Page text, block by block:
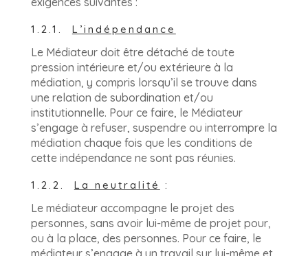
1.2.1. L’indépendance
Le Médiateur doit être détaché de toute
pression intérieure et/ou extérieure à la
médiation, y compris lorsqu’il se trouve dans
une relation de subordination et/ou
institutionnelle. Pour ce faire, le Médiateur
s’engage à refuser, suspendre ou interrompre la
médiation chaque fois que les conditions de
cette indépendance ne sont pas réunies.
1.2.2. La neutralité :
Le médiateur accompagne le projet des
personnes, sans avoir lui-même de projet pour,
ou à la place, des personnes. Pour ce faire, le
médiateur s’engage à un travail sur lui-même et